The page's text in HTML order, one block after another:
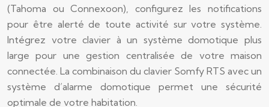
(Tahoma ou Connexoon), configurez les notifications
pour être alerté de toute activité sur votre système.
Intégrez votre clavier à un système domotique plus
large pour une gestion centralisée de votre maison
connectée. La combinaison du clavier Somfy RTS avec un
système d’alarme domotique permet une sécurité
optimale de votre habitation.